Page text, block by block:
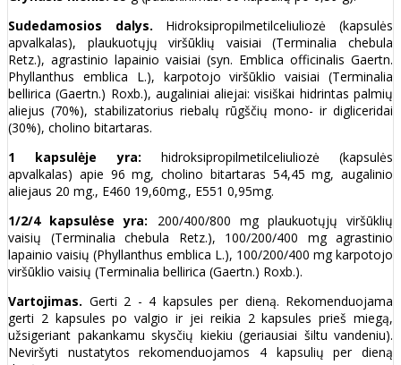
Sudedamosios dalys. Hidroksipropilmetilceliuliozė (kapsulės
apvalkalas), plaukuotųjų viršūklių vaisiai (Terminalia chebula
Retz.), agrastinio lapainio vaisiai (syn. Emblica officinalis Gaertn.
Phyllanthus emblica L.), karpotojo viršūklio vaisiai (Terminalia
bellirica (Gaertn.) Roxb.), augaliniai aliejai: visiškai hidrintas palmių
aliejus (70%), stabilizatorius riebalų rūgščių mono- ir digliceridai
(30%), cholino bitartaras.
1 kapsulėje yra: hidroksipropilmetilceliuliozė (kapsulės
apvalkalas) apie 96 mg, cholino bitartaras 54,45 mg, augalinio
aliejaus 20 mg., E460 19,60mg., E551 0,95mg.
1/2/4 kapsulėse yra: 200/400/800 mg plaukuotųjų viršūklių
vaisių (Terminalia chebula Retz.), 100/200/400 mg agrastinio
lapainio vaisių (Phyllanthus emblica L.), 100/200/400 mg karpotojo
viršūklio vaisių (Terminalia bellirica (Gaertn.) Roxb.).
Vartojimas. Gerti 2 - 4 kapsules per dieną. Rekomenduojama
gerti 2 kapsules po valgio ir jei reikia 2 kapsules prieš miegą,
užsigeriant pakankamu skysčių kiekiu (geriausiai šiltu vandeniu).
Neviršyti nustatytos rekomenduojamos 4 kapsulių per dieną